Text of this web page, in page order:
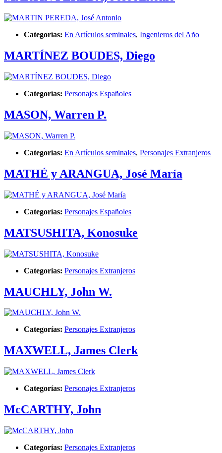
Categorías: En Artículos seminales, Ingenieros del Año
MARTÍNEZ BOUDES, Diego
Categorías: Personajes Españoles
MASON, Warren P.
Categorías: En Artículos seminales, Personajes Extranjeros
MATHÉ y ARANGUA, José María
Categorías: Personajes Españoles
MATSUSHITA, Konosuke
Categorías: Personajes Extranjeros
MAUCHLY, John W.
Categorías: Personajes Extranjeros
MAXWELL, James Clerk
Categorías: Personajes Extranjeros
McCARTHY, John
Categorías: Personajes Extranjeros